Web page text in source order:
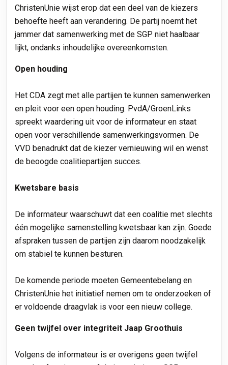
ChristenUnie wijst erop dat een deel van de kiezers
behoefte heeft aan verandering. De partij noemt het
jammer dat samenwerking met de SGP niet haalbaar
lijkt, ondanks inhoudelijke overeenkomsten.
Open houding
Het CDA zegt met alle partijen te kunnen samenwerken
en pleit voor een open houding. PvdA/GroenLinks
spreekt waardering uit voor de informateur en staat
open voor verschillende samenwerkingsvormen. De
VVD benadrukt dat de kiezer vernieuwing wil en wenst
de beoogde coalitiepartijen succes.
Kwetsbare basis
De informateur waarschuwt dat een coalitie met slechts
één mogelijke samenstelling kwetsbaar kan zijn. Goede
afspraken tussen de partijen zijn daarom noodzakelijk
om stabiel te kunnen besturen.
De komende periode moeten Gemeentebelang en
ChristenUnie het initiatief nemen om te onderzoeken of
er voldoende draagvlak is voor een nieuw college.
Geen twijfel over integriteit Jaap Groothuis
Volgens de informateur is er overigens geen twijfel